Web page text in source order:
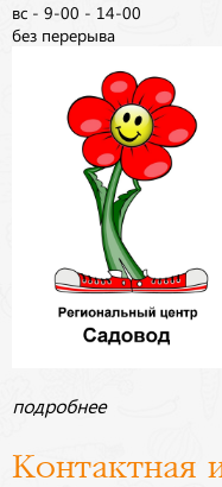
вс - 9-00 - 14-00
без перерыва
подробнее
Контактная